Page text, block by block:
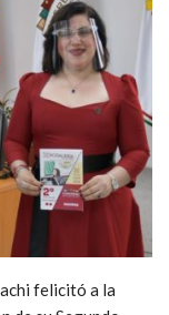
felicitó a la